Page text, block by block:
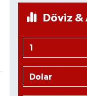
Döviz &